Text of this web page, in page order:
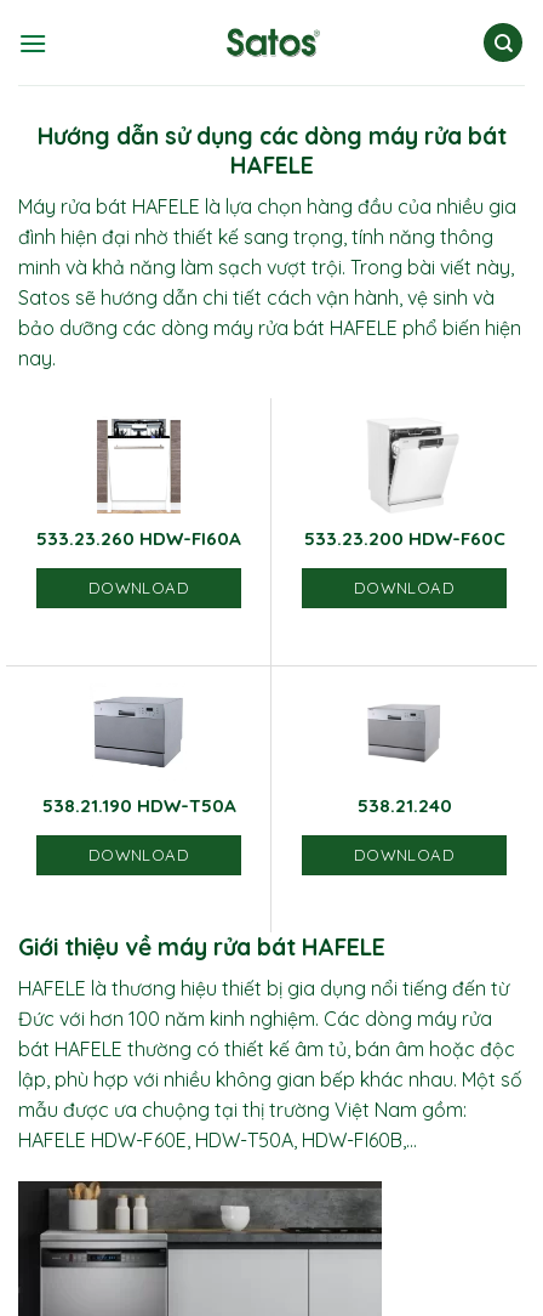
Hướng dẫn sử dụng các dòng máy rửa bát
HAFELE
Máy rửa bát HAFELE là lựa chọn hàng đầu của nhiều gia
đình hiện đại nhờ thiết kế sang trọng, tính năng thông
minh và khả năng làm sạch vượt trội. Trong bài viết này,
Satos sẽ hướng dẫn chi tiết cách vận hành, vệ sinh và
bảo dưỡng các dòng máy rửa bát HAFELE phổ biến hiện
nay.
533.23.260 HDW-FI60A
DOWNLOAD
533.23.200 HDW-F60C
DOWNLOAD
538.21.190 HDW-T50A
DOWNLOAD
538.21.240
DOWNLOAD
Giới thiệu về máy rửa bát HAFELE
HAFELE là thương hiệu thiết bị gia dụng nổi tiếng đến từ
Đức với hơn 100 năm kinh nghiệm. Các dòng máy rửa
bát HAFELE thường có thiết kế âm tủ, bán âm hoặc độc
lập, phù hợp với nhiều không gian bếp khác nhau. Một số
mẫu được ưa chuộng tại thị trường Việt Nam gồm:
HAFELE HDW-F60E, HDW-T50A, HDW-FI60B ,…